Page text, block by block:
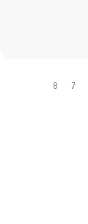
الصفحة
7 الصفحة
8